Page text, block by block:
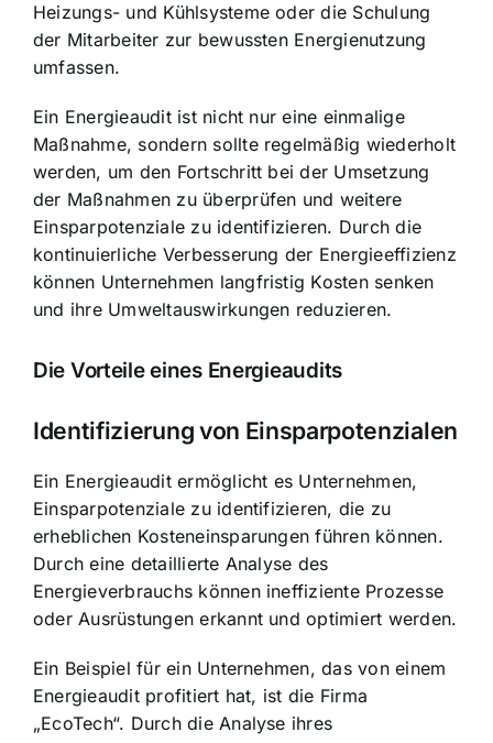
Heizungs- und Kühlsysteme oder die Schulung
der Mitarbeiter zur bewussten Energienutzung
umfassen.
Ein Energieaudit ist nicht nur eine einmalige
Maßnahme, sondern sollte regelmäßig wiederholt
werden, um den Fortschritt bei der Umsetzung
der Maßnahmen zu überprüfen und weitere
Einsparpotenziale zu identifizieren. Durch die
kontinuierliche Verbesserung der Energieeffizienz
können Unternehmen langfristig Kosten senken
und ihre Umweltauswirkungen reduzieren.
Die Vorteile eines Energieaudits
Identifizierung von Einsparpotenzialen
Ein Energieaudit ermöglicht es Unternehmen,
Einsparpotenziale zu identifizieren, die zu
erheblichen Kosteneinsparungen führen können.
Durch eine detaillierte Analyse des
Energieverbrauchs können ineffiziente Prozesse
oder Ausrüstungen erkannt und optimiert werden.
Ein Beispiel für ein Unternehmen, das von einem
Energieaudit profitiert hat, ist die Firma
„EcoTech“. Durch die Analyse ihres